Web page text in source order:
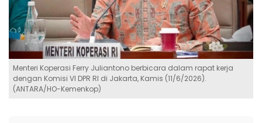
Menteri Koperasi Ferry Juliantono berbicara dalam rapat kerja
dengan Komisi VI DPR RI di Jakarta, Kamis (11/6/2026).
(ANTARA/HO-Kemenkop)